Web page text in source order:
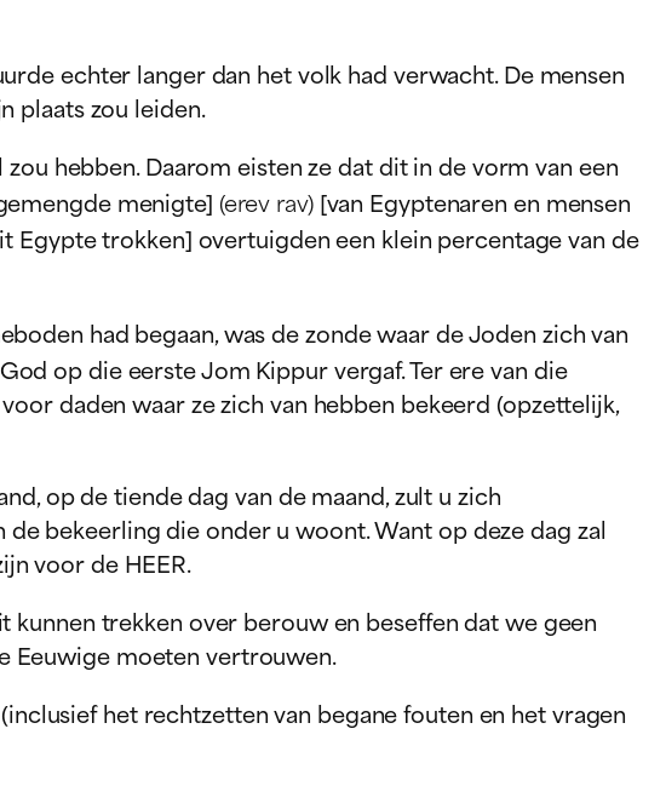
echter langer dan het volk had verwacht. De mensen
plaats zou leiden.
hebben. Daarom eisten ze dat dit in de vorm van een
menigte] (erev rav)[van Egyptenaren en mensen
trokken] overtuigden een klein percentage van de
had begaan, was de zonde waar de Joden zich van
op die eerste Jom Kippur vergaf. Ter ere van die
daden waar ze zich van hebben bekeerd (opzettelijk,
op de tiende dag van de maand, zult u zich
bekeerling die onder u woont. Want op deze dag zal
voor de HEER.
trekken over berouw en beseffen dat we geen
Eeuwige moeten vertrouwen.
het rechtzetten van begane fouten en het vragen